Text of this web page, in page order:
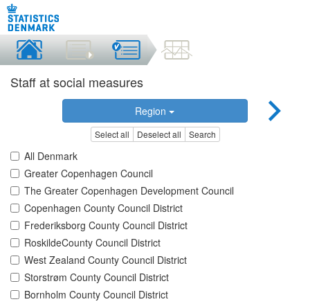
Staff at social measures
Region
Select all Deselect all Search
All Denmark
Greater Copenhagen Council
The Greater Copenhagen Development Council
Copenhagen County Council District
Frederiksborg County Council District
RoskildeCounty Council District
West Zealand County Council District
Storstrøm County Council District
Bornholm County Council District